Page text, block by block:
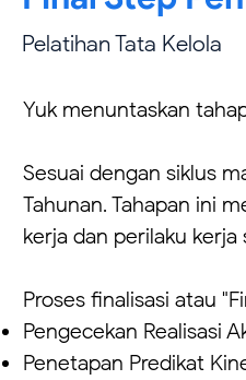
Pelatihan Tata Kelola
Yuk menuntaskan
Sesuai dengan siklus
Tahunan. Tahapan ini
kerja dan perilaku
Proses finalisasi atau
Pengecekan Realisasi
Penetapan Predikat